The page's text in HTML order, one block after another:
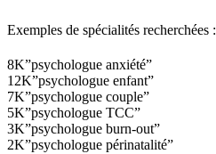
Exemples de spécialités recherchées :
8K”psychologue anxiété”
12K”psychologue enfant”
7K”psychologue couple”
5K”psychologue TCC”
3K”psychologue burn-out”
2K”psychologue périnatalité”